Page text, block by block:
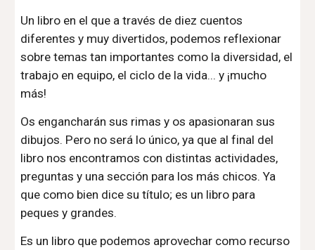
Un libro en el que a través de diez cuentos
diferentes y muy divertidos, podemos reflexionar
sobre temas tan importantes como la diversidad, el
trabajo en equipo, el ciclo de la vida... y ¡mucho
más!
Os engancharán sus rimas y os apasionaran sus
dibujos. Pero no será lo único, ya que al final del
libro nos encontramos con distintas actividades,
preguntas y una sección para los más chicos. Ya
que como bien dice su título; es un libro para
peques y grandes.
Es un libro que podemos aprovechar como recurso